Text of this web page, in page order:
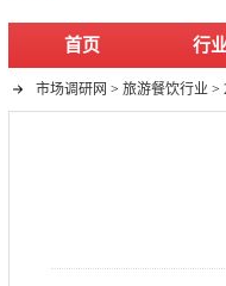
首页 行
市场调研网 > 旅游餐饮行业 >